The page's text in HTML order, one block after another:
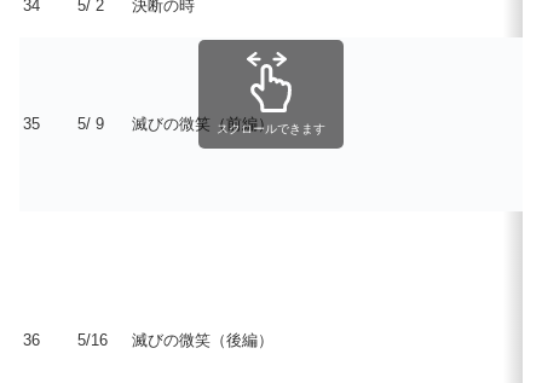
34 5/ 2 決断の時
35 5/ 9 滅びの微笑（前編）
36 5/16 滅びの微笑（後編）
スクロールできます